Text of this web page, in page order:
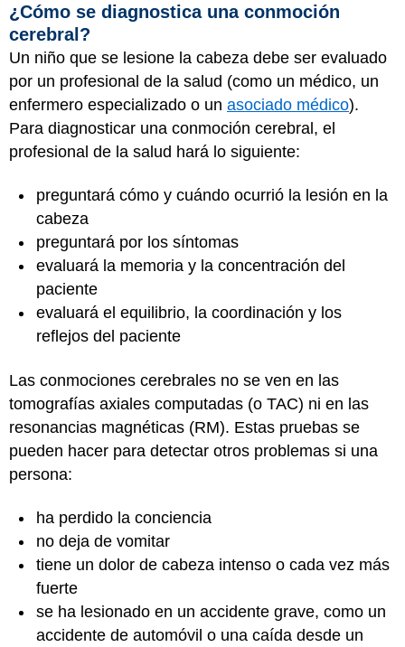
¿Cómo se diagnostica una conmoción
cerebral?
Un niño que se lesione la cabeza debe ser evaluado
por un profesional de la salud (como un médico, un
enfermero especializado o un asociado médico).
Para diagnosticar una conmoción cerebral, el
profesional de la salud hará lo siguiente:
preguntará cómo y cuándo ocurrió la lesión en la
cabeza
preguntará por los síntomas
evaluará la memoria y la concentración del
paciente
evaluará el equilibrio, la coordinación y los
reflejos del paciente
Las conmociones cerebrales no se ven en las
tomografías axiales computadas (o TAC) ni en las
resonancias magnéticas (RM). Estas pruebas se
pueden hacer para detectar otros problemas si una
persona:
ha perdido la conciencia
no deja de vomitar
tiene un dolor de cabeza intenso o cada vez más
fuerte
se ha lesionado en un accidente grave, como un
accidente de automóvil o una caída desde un